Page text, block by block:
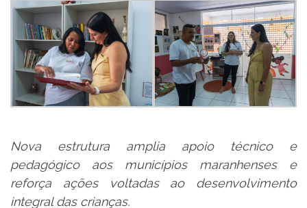
Nova estrutura amplia apoio técnico e
pedagógico aos municípios maranhenses e
reforça ações voltadas ao desenvolvimento
integral das crianças.